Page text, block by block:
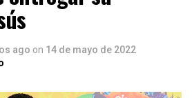
ago on 14 de mayo de 2022